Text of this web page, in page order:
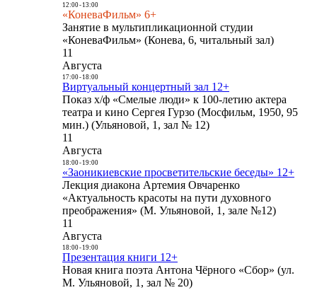
12:00- 13:00
«КоневаФильм» 6+
Занятие в мультипликационной студии
«КоневаФильм» (Конева, 6, читальный зал)
11
Августа
17:00- 18:00
Виртуальный концертный зал 12+
Показ х/ф «Смелые люди» к 100-летию актера
театра и кино Сергея Гурзо (Мосфильм, 1950, 95
мин.) (Ульяновой, 1, зал № 12)
11
Августа
18:00- 19:00
«Заоникиевские просветительские беседы» 12+
Лекция диакона Артемия Овчаренко
«Актуальность красоты на пути духовного
преображения» (М. Ульяновой, 1, зале №12)
11
Августа
18:00- 19:00
Презентация книги 12+
Новая книга поэта Антона Чёрного «Сбор» (ул.
М. Ульяновой, 1, зал № 20)